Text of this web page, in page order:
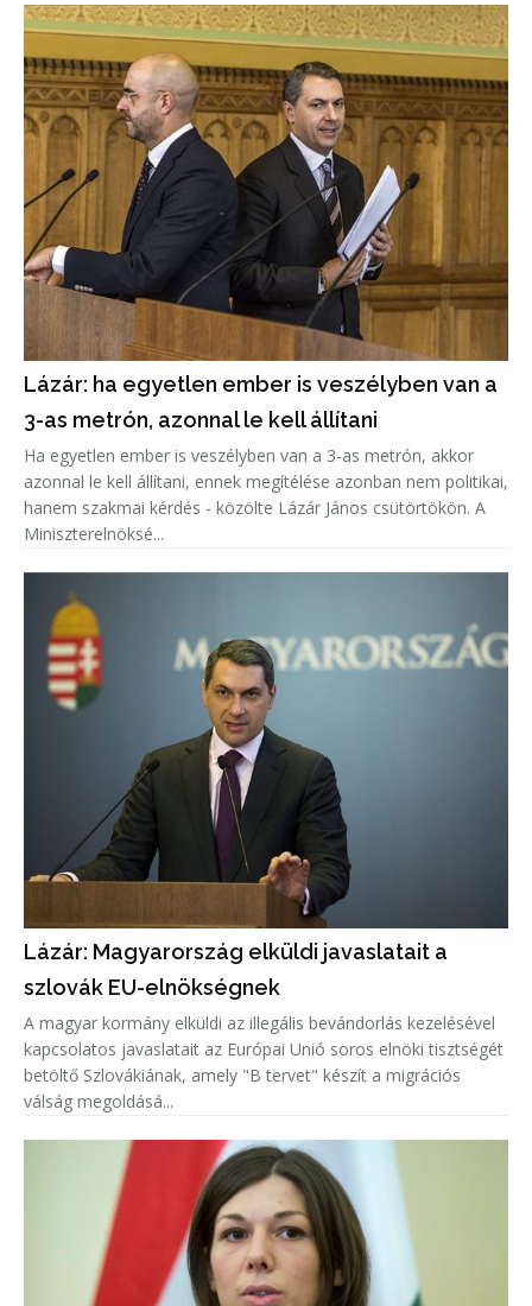
Lázár: ha egyetlen ember is veszélyben van a
3-as metrón, azonnal le kell állítani
Ha egyetlen ember is veszélyben van a 3-as metrón, akkor
azonnal le kell állítani, ennek megítélése azonban nem politikai,
hanem szakmai kérdés - közölte Lázár János csütörtökön. A
Miniszterelnöksé...
Lázár: Magyarország elküldi javaslatait a
szlovák EU-elnökségnek
A magyar kormány elküldi az illegális bevándorlás kezelésével
kapcsolatos javaslatait az Európai Unió soros elnöki tisztségét
betöltő Szlovákiának, amely "B tervet" készít a migrációs
válság megoldásá...